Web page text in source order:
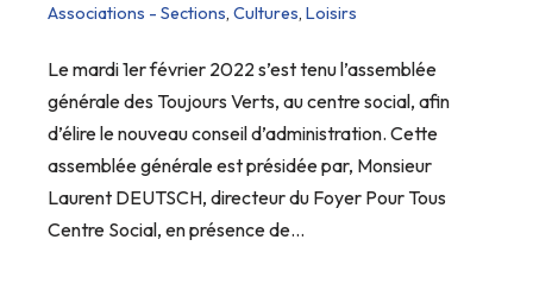
Associations - Sections, Cultures, Loisirs
Le mardi 1er février 2022 s’est tenu l’assemblée
générale des Toujours Verts, au centre social, afin
d’élire le nouveau conseil d’administration. Cette
assemblée générale est présidée par, Monsieur
Laurent DEUTSCH, directeur du Foyer Pour Tous
Centre Social, en présence de…